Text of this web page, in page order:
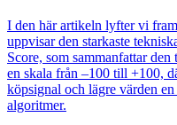
I den här artikeln lyfter vi
uppvisar den starkaste
Score, som sammanfattar
en skala från –100 till +100,
köpsignal och lägre värden
algoritmer.